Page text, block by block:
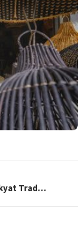
Trad…